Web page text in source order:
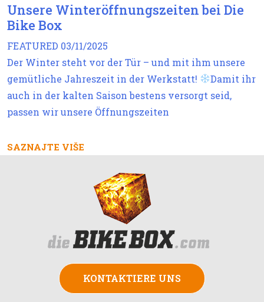
Unsere Winteröffnungszeiten bei Die
Bike Box
FEATURED 03/11/2025
Der Winter steht vor der Tür – und mit ihm unsere
gemütliche Jahreszeit in der Werkstatt!
Damit ihr
auch in der kalten Saison bestens versorgt seid,
passen wir unsere Öffnungszeiten
SAZNAJTE VIŠE
KONTAKTIERE UNS